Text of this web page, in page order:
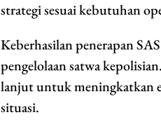
strategi sesuai kebutuhan
Keberhasilan penerapan
pengelolaan satwa
lanjut untuk meningkatkan
situasi.